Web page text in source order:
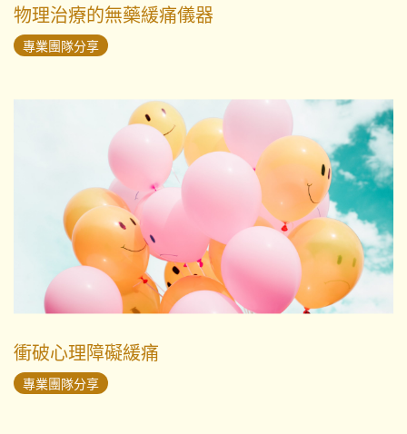
物理治療的無藥緩痛儀器
專業團隊分享
衝破心理障礙緩痛
專業團隊分享